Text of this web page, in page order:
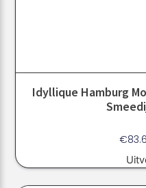
Idyllique Hamburg
€